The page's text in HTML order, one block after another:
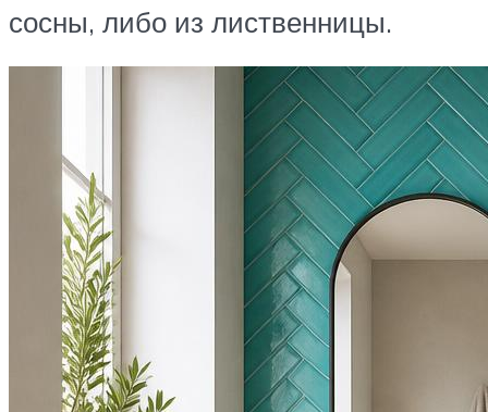
сосны, либо из лиственницы.